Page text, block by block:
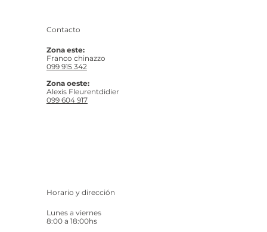
Contacto
Zona este:
Franco chinazzo
099 915 342
Zona oeste:
Alexis Fleurentdidier
099 604 917
Horario y dirección
Lunes a viernes
8:00 a 18:00hs